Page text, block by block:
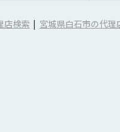
店検索 宮城県白石市の代理